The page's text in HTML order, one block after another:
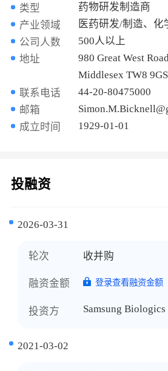
类型
药物研发制造商
产业领域
医药研发/制造、化
公司人数
500人以上
地址
980 Great West
Middlesex TW8
联系电话
44-20-80475000
邮箱
成立时间
1929-01-01
投融资
2026-03-31
轮次 收并购
融资金额 登录查看融资金额
投资方 Samsung Biologics
2021-03-02